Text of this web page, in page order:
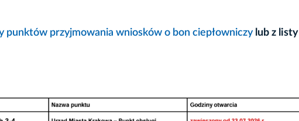
punktów przyjmowania wniosków o bon ciepłowniczy lub z listy